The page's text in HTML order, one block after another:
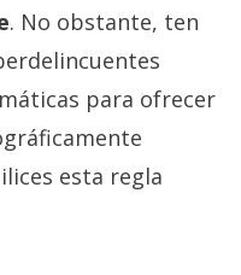
. No obstante, ten
para ofrecer
esta regla